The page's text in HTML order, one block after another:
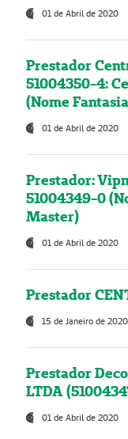
01 de Abril de 2020
Prestador
51004350-4:
(Nome
01 de Abril de 2020
Prestador:
51004349-0
Master)
01 de Abril de 2020
Prestador
15 de Janeiro de 2020
Prestador
LTDA
01 de Abril de 2020